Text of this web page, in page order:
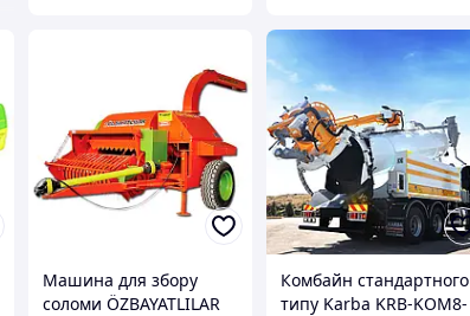
Машина для збору
соломи ÖZBAYATLILAR
Комбайн стандартного
типу Karba KRB-KOM8-